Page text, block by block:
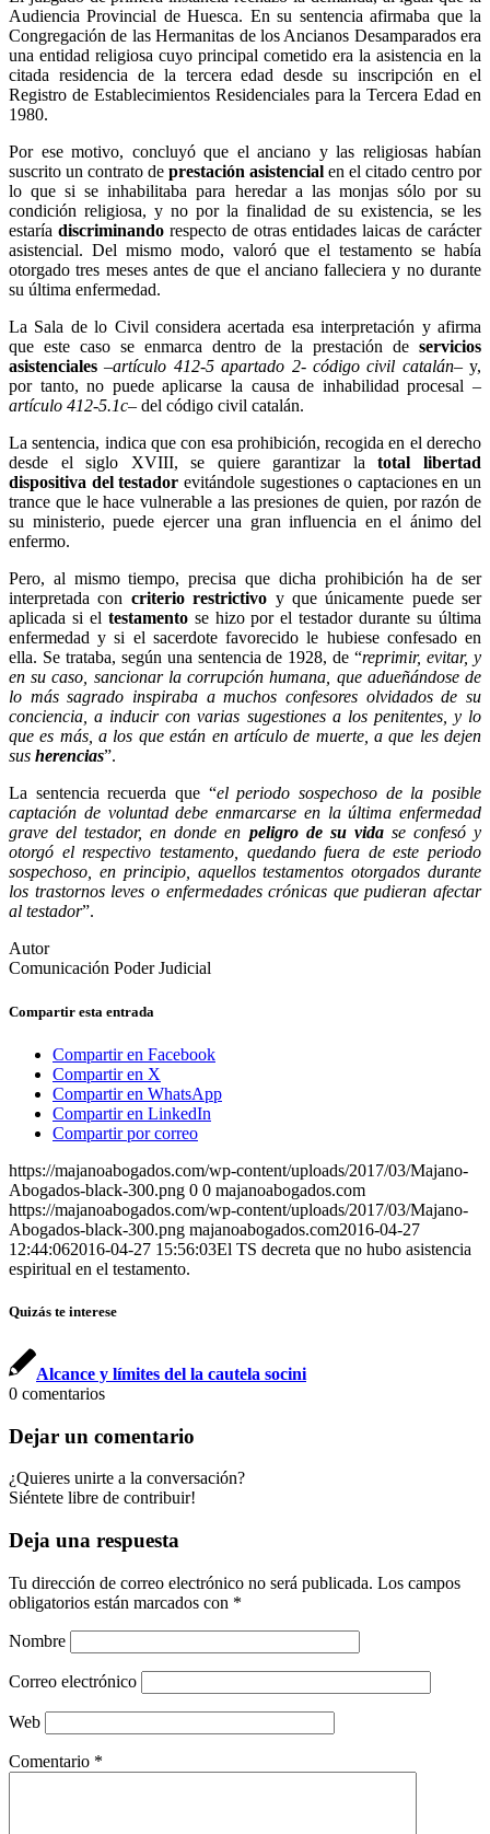
Audiencia Provincial de Huesca. En su sentencia afirmaba que la
Congregación de las Hermanitas de los Ancianos Desamparados era
una entidad religiosa cuyo principal cometido era la asistencia en la
citada residencia de la tercera edad desde su inscripción en el
Registro de Establecimientos Residenciales para la Tercera Edad en
1980.
Por ese motivo, concluyó que el anciano y las religiosas habían
suscrito un contrato de prestación asistencial en el citado centro por
lo que si se inhabilitaba para heredar a las monjas sólo por su
condición religiosa, y no por la finalidad de su existencia, se les
estaría discriminando respecto de otras entidades laicas de carácter
asistencial. Del mismo modo, valoró que el testamento se había
otorgado tres meses antes de que el anciano falleciera y no durante
su última enfermedad.
La Sala de lo Civil considera acertada esa interpretación y afirma
que este caso se enmarca dentro de la prestación de servicios
asistenciales –artículo 412-5 apartado 2- código civil catalán– y,
por tanto, no puede aplicarse la causa de inhabilidad procesal –
artículo 412-5.1c– del código civil catalán.
La sentencia, indica que con esa prohibición, recogida en el derecho
desde el siglo XVIII, se quiere garantizar latotal libertad
dispositiva del testador evitándole sugestiones o captaciones en un
trance que le hace vulnerable a las presiones de quien, por razón de
su ministerio, puede ejercer una gran influencia en el ánimo del
enfermo.
Pero, al mismo tiempo, precisa que dicha prohibición ha de ser
interpretada con criterio restrictivo y que únicamente puede ser
aplicada si el testamentose hizo por el testador durante su última
enfermedad y si el sacerdote favorecido le hubiese confesado en
ella. Se trataba, según una sentencia de 1928, de “reprimir, evitar, y
en su caso, sancionar la corrupción humana, que adueñándose de
lo más sagrado inspiraba a muchos confesores olvidados de su
conciencia, a inducir con varias sugestiones a los penitentes, y lo
que es más, a los que están en artículo de muerte, a que les dejen
sus herencias”.
La sentencia recuerda que “el periodo sospechoso de la posible
captación de voluntad debe enmarcarse en la última enfermedad
grave del testador, en donde en peligro de su vidase confesó y
otorgó el respectivo testamento, quedando fuera de este periodo
sospechoso, en principio, aquellos testamentos otorgados durante
los trastornos leves o enfermedades crónicas que pudieran afectar
al testador”.
Autor
Comunicación Poder Judicial
Compartir esta entrada
Compartir en Facebook
Compartir en X
Compartir en WhatsApp
Compartir en LinkedIn
Compartir por correo
https://majanoabogados.com/wp-content/uploads/2017/03/Majano-
Abogados-black-300.png 0 0 majanoabogados.com
https://majanoabogados.com/wp-content/uploads/2017/03/Majano-
Abogados-black-300.png majanoabogados.com2016-04-27
12:44:062016-04-27 15:56:03El TS decreta que no hubo asistencia
espiritual en el testamento.
Quizás te interese
Alcance y límites del la cautela socini
0 comentarios
Dejar un comentario
¿Quieres unirte a la conversación?
Siéntete libre de contribuir!
Deja una respuesta
Tu dirección de correo electrónico no será publicada. Los campos
obligatorios están marcados con *
Nombre
Correo electrónico
Web
Comentario *